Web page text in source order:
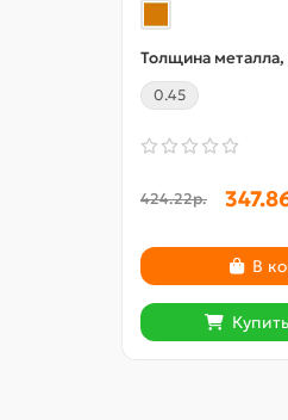
Толщина
0.45
424.22р.
В